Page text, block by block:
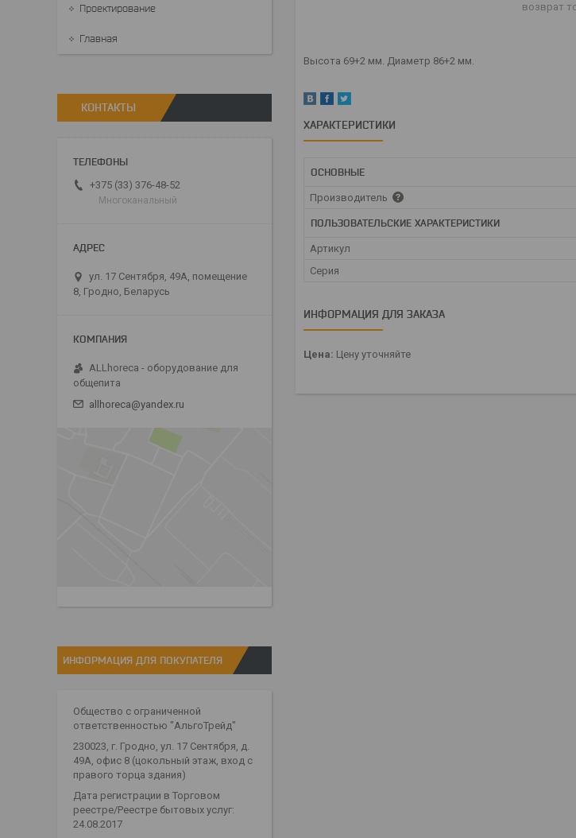
возврат
Высота 69+2 мм. Диаметр 86+2 мм.
ХАРАКТЕРИСТИКИ
ОСНОВНЫЕ
Производитель
ПОЛЬЗОВАТЕЛЬСКИЕ ХАРАКТЕРИСТИКИ
Артикул
Серия
ИНФОРМАЦИЯ ДЛЯ ЗАКАЗА
Цена: Цену уточняйте
Проектирование
Главная
КОНТАКТЫ
+375 (33) 376-48-52
Многоканальный
ул. 17 Сентября, 49А, помещение
8, Гродно, Беларусь
ALLhoreca - оборудование для
общепита
allhoreca@yandex.ru
ИНФОРМАЦИЯ ДЛЯ ПОКУПАТЕЛЯ
Общество с ограниченной
ответственностью "АльгоТрейд"
230023, г. Гродно, ул. 17 Сентября, д.
49А, офис 8 (цокольный этаж, вход с
правого торца здания)
Дата регистрации в Торговом
реестре/Реестре бытовых услуг:
24.08.2017